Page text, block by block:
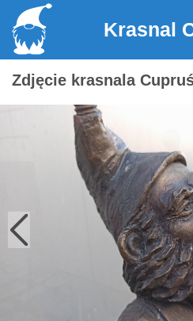
Krasnal
Zdjęcie krasnala